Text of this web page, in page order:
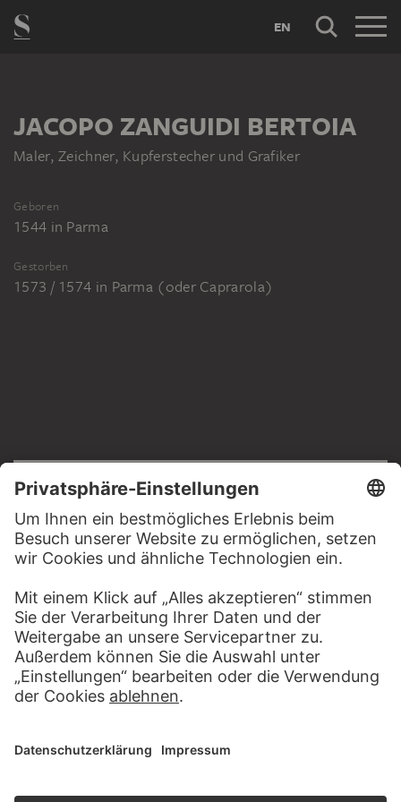
EN
JACOPO ZANGUIDI BERTOIA
Maler, Zeichner, Kupferstecher und Grafiker
Geboren
1544 in Parma
Gestorben
1573 / 1574 in Parma (oder Caprarola)
Impressum
Datenschutz
Copyright © 2026 Städel Museum
All rights reserved.
DIGITALE SAMMLUNG
Startseite
Werke
Künstler
Alben
SOCIAL MEDIA